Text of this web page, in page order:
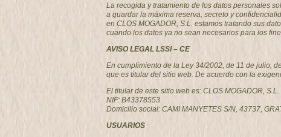
La recogida y tratamiento de los datos personales
a guardar la máxima reserva, secreto y
en CLOS MOGADOR, S.L. estamos tratando sus
cuando los datos ya no sean necesarios para los
AVISO LEGAL LSSI – CE
En cumplimiento de la Ley 34/2002, de 11 de julio,
que es titular del sitio web. De acuerdo con la
El titular de este sitio web es: CLOS MOGADOR, S.L.
NIF: B43378553
Domicilio social: CAMI MANYETES S/N, 43737,
USUARIOS